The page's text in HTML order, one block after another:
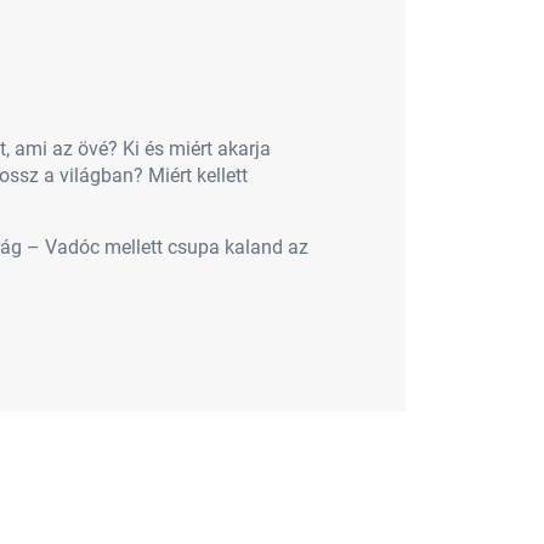
ami az övé? Ki és miért akarja
a világban? Miért kellett
– Vadóc mellett csupa kaland az